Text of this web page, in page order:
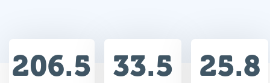
206.5 33.5 25.8